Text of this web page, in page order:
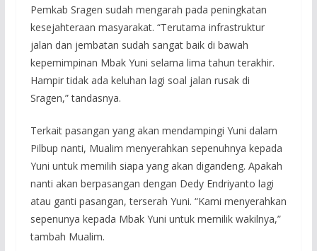
Pemkab Sragen sudah mengarah pada peningkatan
kesejahteraan masyarakat. “Terutama infrastruktur
jalan dan jembatan sudah sangat baik di bawah
kepemimpinan Mbak Yuni selama lima tahun terakhir.
Hampir tidak ada keluhan lagi soal jalan rusak di
Sragen,” tandasnya.
Terkait pasangan yang akan mendampingi Yuni dalam
Pilbup nanti, Mualim menyerahkan sepenuhnya kepada
Yuni untuk memilih siapa yang akan digandeng. Apakah
nanti akan berpasangan dengan Dedy Endriyanto lagi
atau ganti pasangan, terserah Yuni. “Kami menyerahkan
sepenunya kepada Mbak Yuni untuk memilik wakilnya,”
tambah Mualim.